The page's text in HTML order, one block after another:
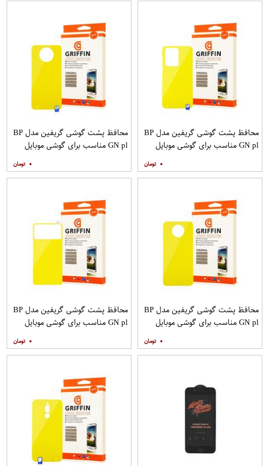
محافظ پشت گوشی گریفین مدل BP
GN pl مناسب برای گوشی موبایل
۰
محافظ پشت گوشی گریفین مدل BP
GN pl مناسب برای گوشی موبایل
۰
محافظ پشت گوشی گریفین مدل BP
GN pl مناسب برای گوشی موبایل
۰
محافظ پشت گوشی گریفین مدل BP
GN pl مناسب برای گوشی موبایل
۰